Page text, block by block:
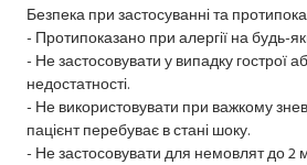
Безпека при застосуванні та
- Протипоказано при алергії на будь-
- Не застосовувати у випадку гострої
недостатності.
- Не використовувати при важкому
пацієнт перебуває в стані шоку.
- Не застосовувати для немовлят до 2